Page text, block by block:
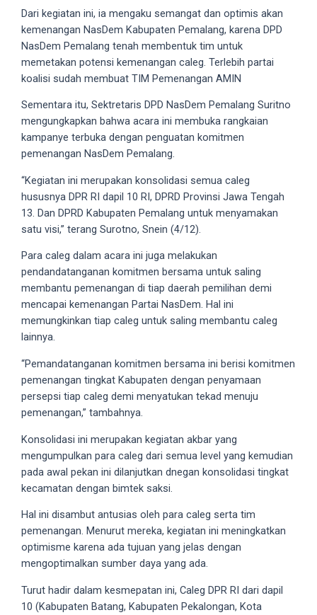
other
websites.
18Tube.tv
also
find
exclusive
porn
shot
ourselves.
Surf
around
each
categorized
sex
choose
your
favorite
one:
videos,
ass,
blonde,
brunette,
You
Dari kegiatan ini, ia mengaku semangat dan optimis akan
kemenangan NasDem Kabupaten Pemalang, karena DPD
NasDem Pemalang tenah membentuk tim untuk
memetakan potensi kemenangan caleg. Terlebih partai
koalisi sudah membuat TIM Pemenangan AMIN
Sementara itu, Sektretaris DPD NasDem Pemalang Suritno
mengungkapkan bahwa acara ini membuka rangkaian
kampanye terbuka dengan penguatan komitmen
pemenangan NasDem Pemalang.
“Kegiatan ini merupakan konsolidasi semua caleg
hususnya DPR RI dapil 10 RI, DPRD Provinsi Jawa Tengah
13. Dan DPRD Kabupaten Pemalang untuk menyamakan
satu visi,” terang Surotno, Snein (4/12).
Para caleg dalam acara ini juga melakukan
pendandatanganan komitmen bersama untuk saling
membantu pemenangan di tiap daerah pemilihan demi
mencapai kemenangan Partai NasDem. Hal ini
memungkinkan tiap caleg untuk saling membantu caleg
lainnya.
“Pemandatanganan komitmen bersama ini berisi komitmen
pemenangan tingkat Kabupaten dengan penyamaan
persepsi tiap caleg demi menyatukan tekad menuju
pemenangan,” tambahnya.
Konsolidasi ini merupakan kegiatan akbar yang
mengumpulkan para caleg dari semua level yang kemudian
pada awal pekan ini dilanjutkan dnegan konsolidasi tingkat
kecamatan dengan bimtek saksi.
Hal ini disambut antusias oleh para caleg serta tim
pemenangan. Menurut mereka, kegiatan ini meningkatkan
optimisme karena ada tujuan yang jelas dengan
mengoptimalkan sumber daya yang ada.
Turut hadir dalam kesmepatan ini, Caleg DPR RI dari dapil
10 (Kabupaten Batang, Kabupaten Pekalongan, Kota